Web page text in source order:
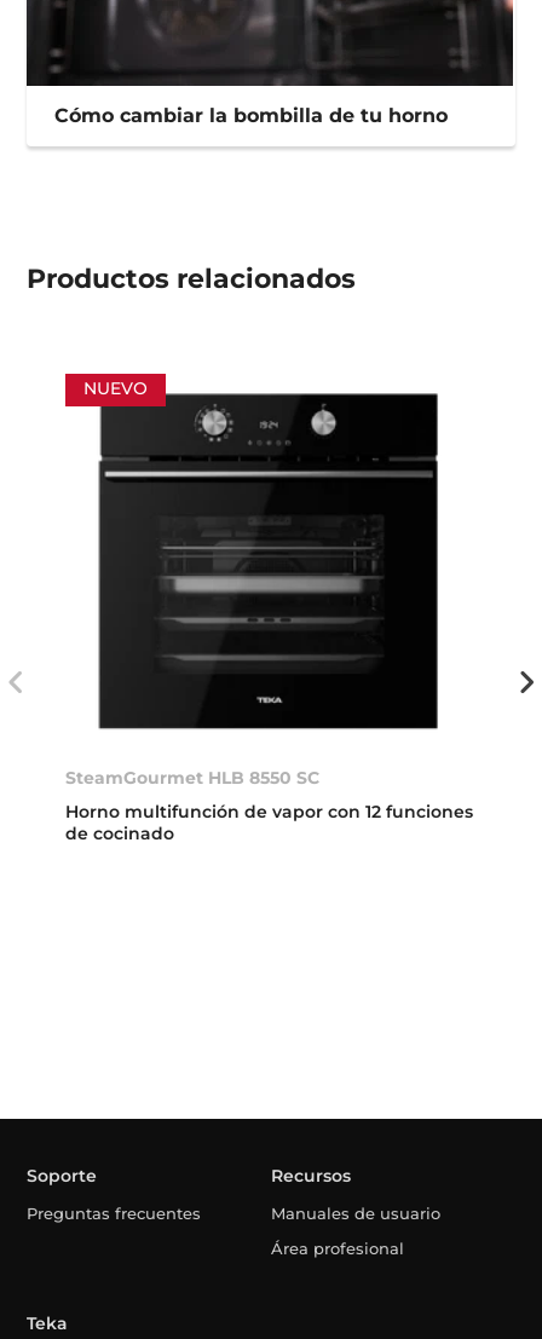
Cómo cambiar la bombilla de tu horno
Productos relacionados
NUEVO
SteamGourmet HLB 8550 SC
Horno multifunción de vapor con 12 funciones
de cocinado
Soporte
Preguntas frecuentes
Recursos
Manuales de usuario
Área profesional
Teka